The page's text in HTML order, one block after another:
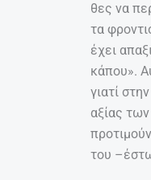
θες να
τα
έχει
κάπου».
γιατί
αξίας
του